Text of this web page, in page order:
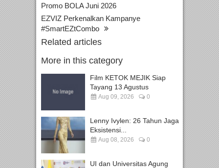
Promo BOLA Juni 2026
EZVIZ Perkenalkan Kampanye
#SmartEZtCombo
Related articles
More in this category
Film KETOK MEJIK Siap
Tayang 13 Agustus
Aug 09, 2026 0
Lenny Ivylen: 26 Tahun Jaga
Eksistensi...
Aug 08, 2026 0
UI dan Universitas Agung